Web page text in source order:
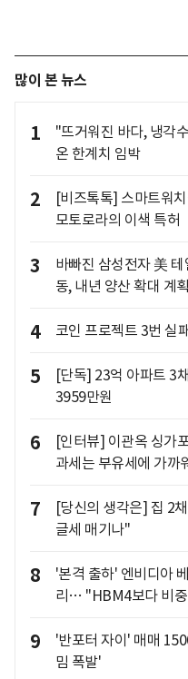
많이 본 뉴스
1
"뜨거워진 바다, 냉각
온 한계치 임박
2
[비즈톡톡] 스마트워
모토로라의 이색 특허
3
바빠진 삼성전자 美
동, 내년 양산 확대 계
4 코인 프로젝트 3번 실
5
[단독] 23억 아파트 3
3959만원
6
[인터뷰] 이관옥 싱가
과세는 부유세에 가까
7
[당신의 생각은] 집 2
글세 매기나"
8
'본격 출하' 엔비디아
리… "HBM4보다 비
9
'반포터 자이' 매매
밈 폭발'